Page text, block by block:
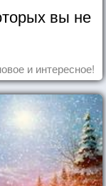
вы не
и интересное!